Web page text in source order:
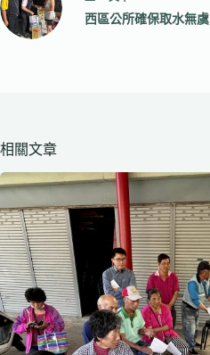
西區公所確保取水無虞
相關文章